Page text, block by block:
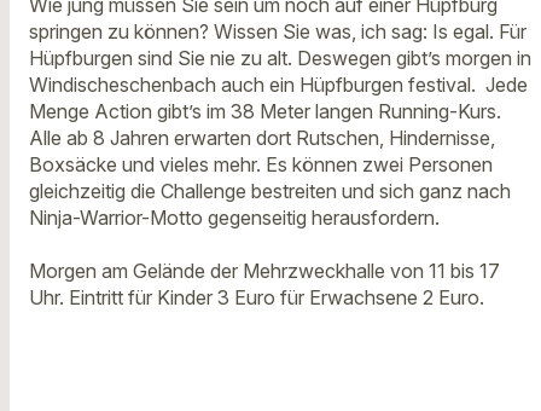
springen zu können? Wissen Sie was, ich sag: Is egal. Für
Hüpfburgen sind Sie nie zu alt. Deswegen gibt’s morgen in
Windischeschenbach auch ein Hüpfburgen festival. Jede
Menge Action gibt’s im 38 Meter langen Running-Kurs.
Alle ab 8 Jahren erwarten dort Rutschen, Hindernisse,
Boxsäcke und vieles mehr. Es können zwei Personen
gleichzeitig die Challenge bestreiten und sich ganz nach
Ninja-Warrior-Motto gegenseitig herausfordern.
Morgen am Gelände der Mehrzweckhalle von 11 bis 17
Uhr. Eintritt für Kinder 3 Euro für Erwachsene 2 Euro.